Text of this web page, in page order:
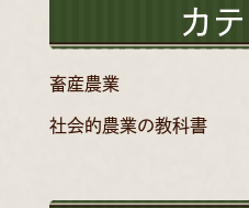
カ
畜産農業
社会的農業の教科書